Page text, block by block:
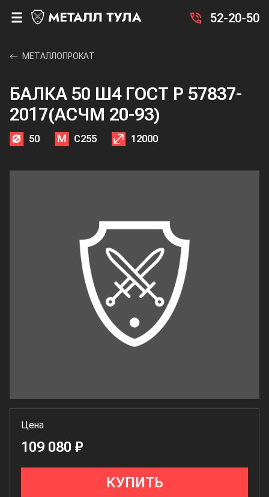
52-20-50
МЕТАЛЛОПРОКАТ
БАЛКА 50 Ш4 ГОСТ Р 57837-
2017(АСЧМ 20-93)
50 С255 12000
Цена
109 080 ₽
КУПИТЬ